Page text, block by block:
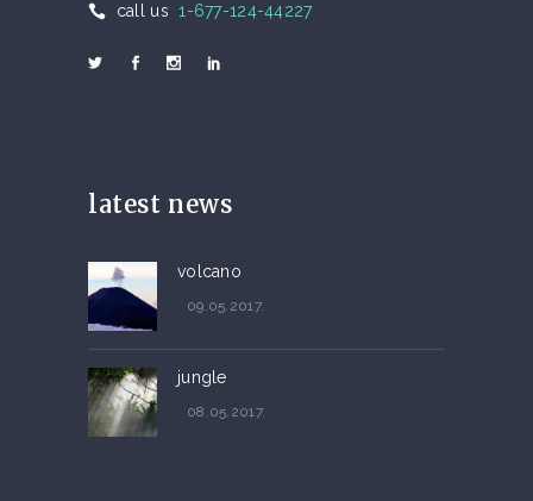
call us 1-677-124-44227
latest news
volcano
09.05.2017.
jungle
08.05.2017.